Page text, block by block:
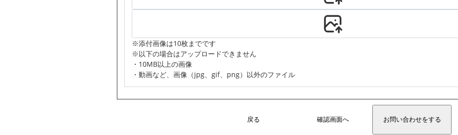
※添付画像は10枚までです
※以下の場合はアップロードできません
・10MB以上の画像
・動画など、画像（jpg、gif、png）以外のファイル
戻る 確認画面へ